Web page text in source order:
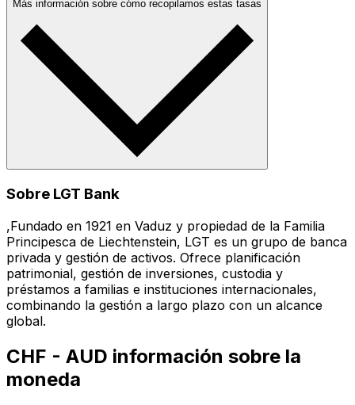
Más información sobre cómo recopilamos estas tasas
Sobre LGT Bank
,Fundado en 1921 en Vaduz y propiedad de la Familia
Principesca de Liechtenstein, LGT es un grupo de banca
privada y gestión de activos. Ofrece planificación
patrimonial, gestión de inversiones, custodia y
préstamos a familias e instituciones internacionales,
combinando la gestión a largo plazo con un alcance
global.
CHF - AUD información sobre la
moneda